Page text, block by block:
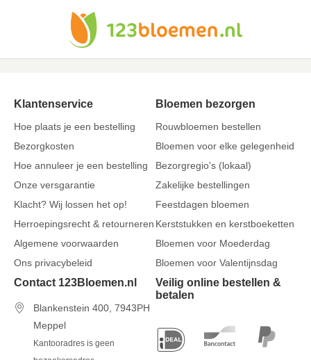
Klantenservice
Hoe plaats je een bestelling
Bezorgkosten
Hoe annuleer je een bestelling
Onze versgarantie
Klacht? Wij lossen het op!
Herroepingsrecht & retourneren
Algemene voorwaarden
Ons privacybeleid
Bloemen bezorgen
Rouwbloemen bestellen
Bloemen voor elke gelegenheid
Bezorgregio's (lokaal)
Zakelijke bestellingen
Feestdagen bloemen
Kerststukken en kerstboeketten
Bloemen voor Moederdag
Bloemen voor Valentijnsdag
Contact 123Bloemen.nl
Blankenstein 400, 7943PH
Meppel
Kantooradres is geen
Veilig online bestellen &
betalen